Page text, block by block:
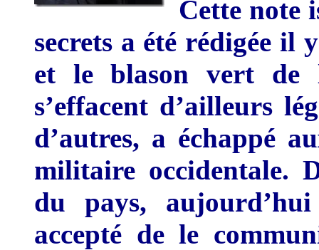
Cette note
secrets a été rédigée il
et le blason vert de
s’effacent d’ailleurs
d’autres, a échappé
militaire occidentale.
du pays,
accepté de le